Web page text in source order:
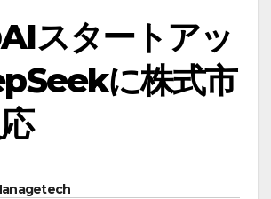
スタートアッ
に株式市